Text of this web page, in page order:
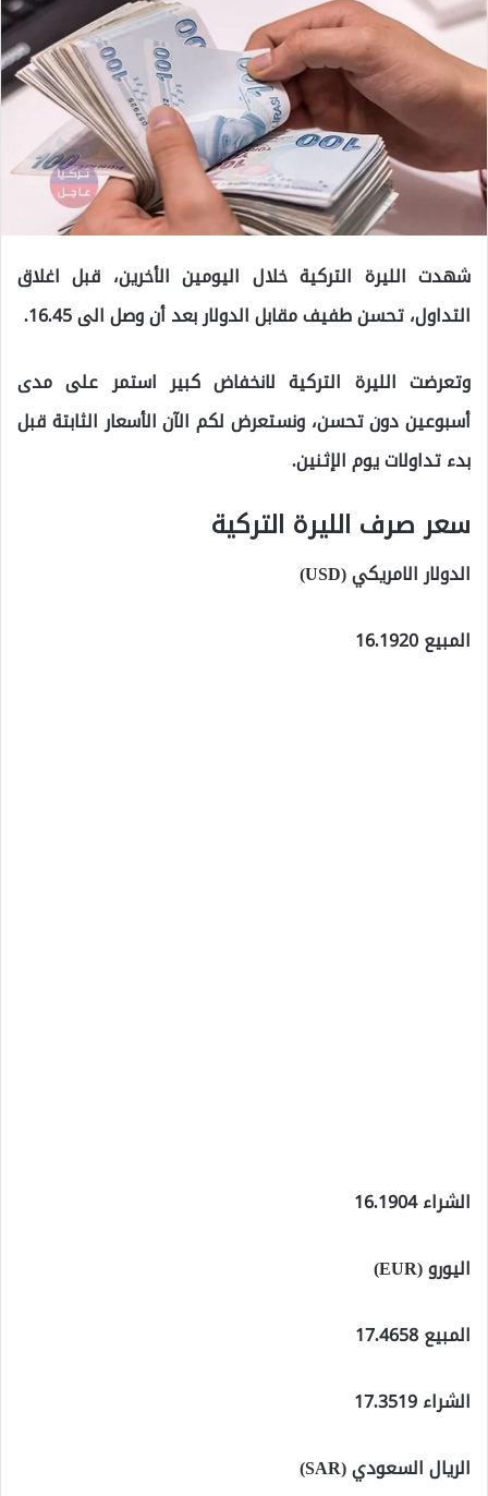
شهدت الليرة التركية خلال اليومين الأخرين، قبل اغلاق
التداول، تحسن طفيف مقابل الدولار بعد أن وصل الى 16.45.
وتعرضت الليرة التركية لانخفاض كبير استمر على مدى
أسبوعين دون تحسن، ونستعرض لكم الآن الأسعار الثابتة قبل
بدء تداولات يوم الإثنين.
سعر صرف الليرة التركية
الدولار الامريكي (USD)
المبيع 16.1920
الشراء 16.1904
اليورو (EUR)
المبيع 17.4658
الشراء 17.3519
الريال السعودي (SAR)